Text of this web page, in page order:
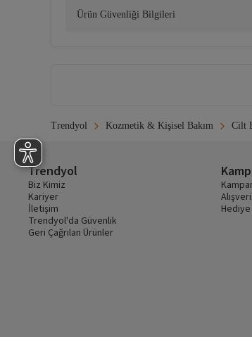
Ürün Güvenliği Bilgileri
Trendyol Kozmetik & Kişisel Bakım Cilt
Trendyol
Biz Kimiz
Kariyer
İletişim
Trendyol'da Güvenlik
Geri Çağrılan Ürünler